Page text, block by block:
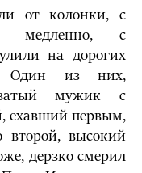
от колонки, с
медленно, с
на дорогих
Один из них,
мужик с
ехавший первым,
второй, высокий
дерзко смерил